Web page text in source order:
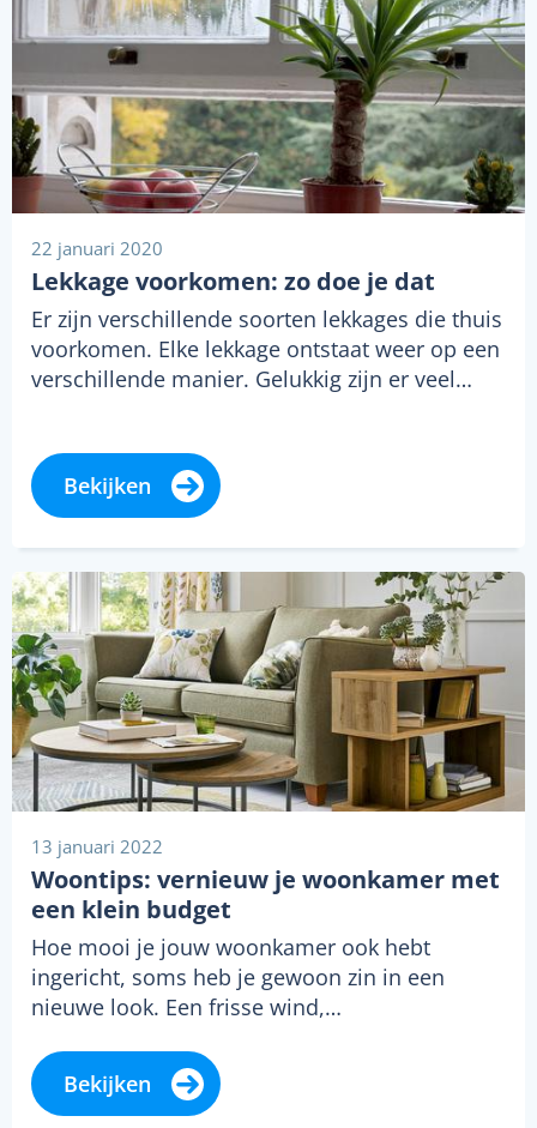
22 januari 2020
Lekkage voorkomen: zo doe je dat
Er zijn verschillende soorten lekkages die thuis
voorkomen. Elke lekkage ontstaat weer op een
verschillende manier. Gelukkig zijn er veel…
Bekijken
13 januari 2022
Woontips: vernieuw je woonkamer met
een klein budget
Hoe mooi je jouw woonkamer ook hebt
ingericht, soms heb je gewoon zin in een
nieuwe look. Een frisse wind,…
Bekijken